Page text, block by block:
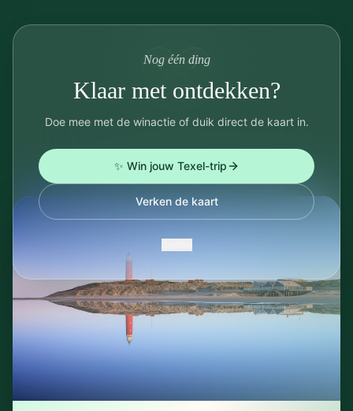
Nog één ding
Klaar met ontdekken?
Doe mee met de winactie of duik direct de kaart in.
✨ Win jouw Texel-trip
Verken de kaart